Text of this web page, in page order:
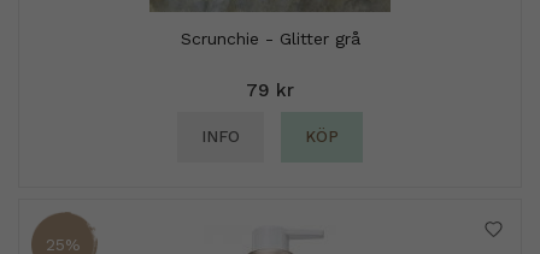
Scrunchie - Glitter grå
79 kr
INFO KÖP
25%